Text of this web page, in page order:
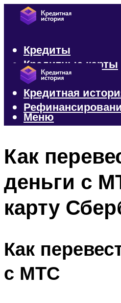
Кредиты
Кредитные карты
Микрозаймы
Кредитная
Меню
Как
деньги с
карту
Как
с МТС